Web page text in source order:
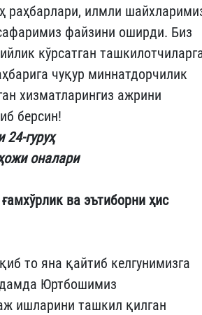
раҳбарлари, илмли
файзини оширди. Биз
кўрсатган
чуқур миннатдорчилик
хизматларингиз ажрини
берсин!
гуруҳ
оналари
ва эътиборни ҳис
то яна қайтиб келгунимизга
Юртбошимиз
ишларини ташкил қилган